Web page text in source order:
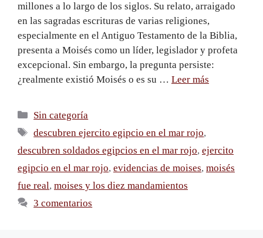
millones a lo largo de los siglos. Su relato, arraigado
en las sagradas escrituras de varias religiones,
especialmente en el Antiguo Testamento de la Biblia,
presenta a Moisés como un líder, legislador y profeta
excepcional. Sin embargo, la pregunta persiste:
¿realmente existió Moisés o es su … Leer más
Sin categoría
descubren ejercito egipcio en el mar rojo,
descubren soldados egipcios en el mar rojo, ejercito
egipcio en el mar rojo, evidencias de moises, moisés
fue real, moises y los diez mandamientos
3 comentarios